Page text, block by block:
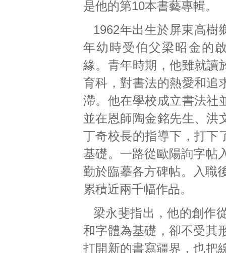
是他的第10本書藝專輯。
1962年出生於屏東高樹
年幼時受伯父梁昭金的
緣。青年時期，他雖就讀
育科，對書法的熱愛和追
滯。他在學校成立書法社
並在恩師陶金銘先生、洪
丁奇校長的指導下，打下
基礎。一路從歐陽詢字帖
勤於臨摹各方碑帖。入職
累積近兩千幅作品。
梁永斐指出，他的創作
和字體為基礎，卻不受其
打開新的書寫疆界，也把